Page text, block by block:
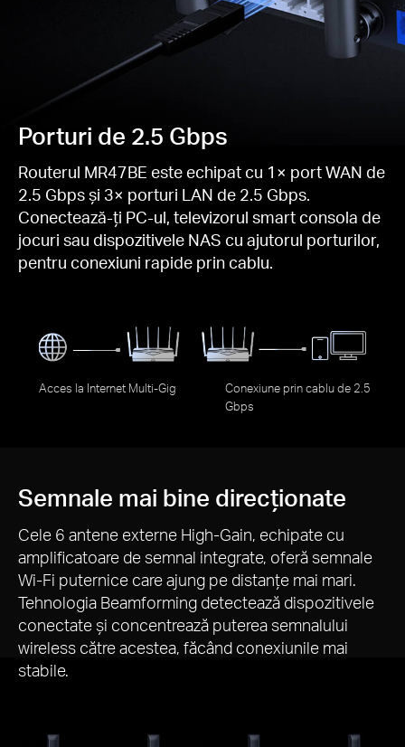
Porturi de 2.5 Gbps
Routerul MR47BE este echipat cu 1× port WAN de
2.5 Gbps și 3× porturi LAN de 2.5 Gbps.
Conectează-ți PC-ul, televizorul smart consola de
jocuri sau dispozitivele NAS cu ajutorul porturilor,
pentru conexiuni rapide prin cablu.
Conexiune prin cablu de 2.5
Gbps
Acces la Internet Multi-Gig
Semnale mai bine direcționate
Cele 6 antene externe High-Gain, echipate cu
amplificatoare de semnal integrate, oferă semnale
Wi-Fi puternice care ajung pe distanțe mai mari.
Tehnologia Beamforming detectează dispozitivele
conectate și concentrează puterea semnalului
wireless către acestea, făcând conexiunile mai
stabile.